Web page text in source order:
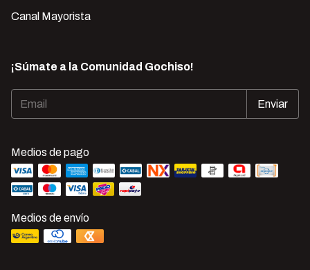
Canal Mayorista
¡Súmate a la Comunidad Gochiso!
Medios de pago
Medios de envío